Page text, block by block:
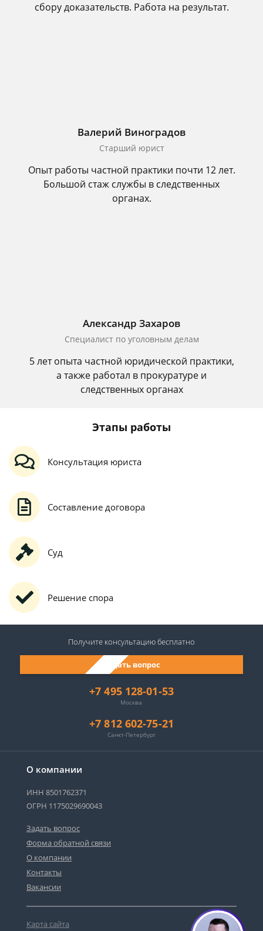
сбору доказательств. Работа на результат.
Валерий Виноградов
Старший юрист
Опыт работы частной практики почти 12 лет.
Большой стаж службы в следственных
органах.
Александр Захаров
Специалист по уголовным делам
5 лет опыта частной юридической практики,
а также работал в прокуратуре и
следственных органах
Этапы работы
Консультация юриста
Составление договора
Суд
Решение спора
О компании
ИНН 8501762371
ОГРН 1175029690043
Задать вопрос
Форма обратной связи
О компании
Контакты
Вакансии
Карта сайта
+7 495 128-01-53
Москва
+7 812 602-75-21
Санкт-Петербург
Задать вопрос
Получите консультациюбесплатно